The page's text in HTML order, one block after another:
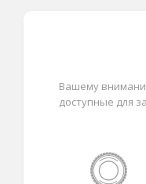
Вашему
доступные для